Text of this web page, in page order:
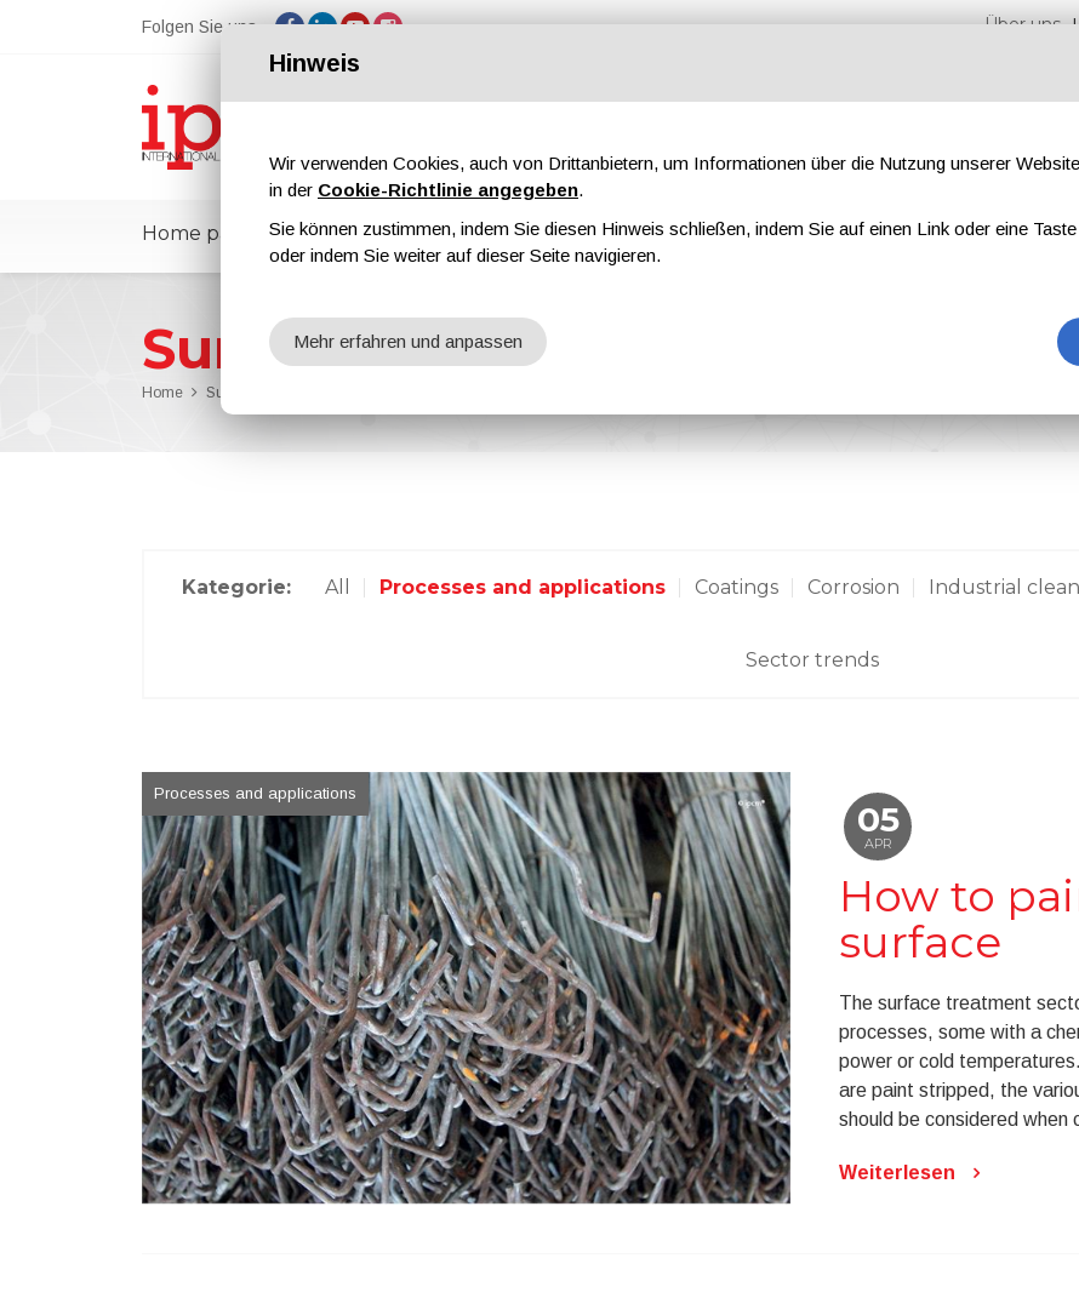
Folgen Sie uns Über uns
Home page ipcmPedia Nachrichten Messen Magazine Werbung
Surface Treatment 101
Home Surface Treatment 101
Kategorie: All Processes and applications Coatings Corrosion Industrial
Sector trends
Processes and applications
05
APR
How to
surface
The surface treatment
processes, some with a
power or cold
are paint stripped, the
should be considered
Weiterlesen
Hinweis
Wir verwenden Cookies, auch von Drittanbietern, um Informationen über die Nutzung unserer
in der Cookie-Richtlinie angegeben.
Sie können zustimmen, indem Sie diesen Hinweis schließen, indem Sie auf einen Link oder eine
oder indem Sie weiter auf dieser Seite navigieren.
Mehr erfahren und anpassen